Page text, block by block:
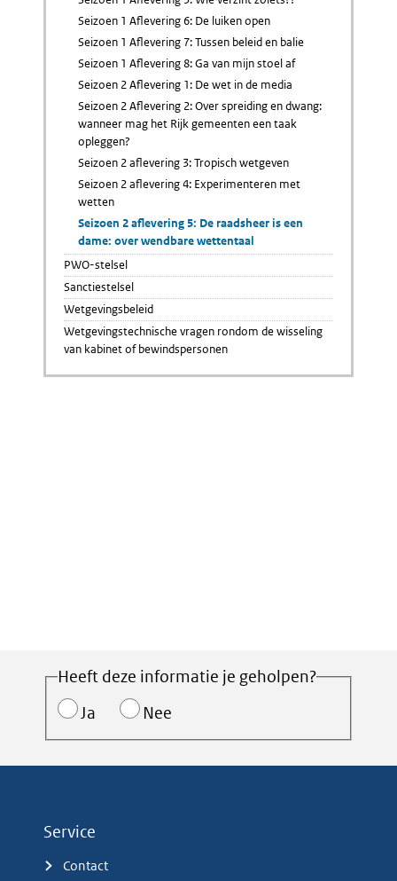
Seizoen 1 Aflevering 6: De luiken open
Seizoen 1 Aflevering 7: Tussen beleid en balie
Seizoen 1 Aflevering 8: Ga van mijn stoel af
Seizoen 2 Aflevering 1: De wet in de media
Seizoen 2 Aflevering 2: Over spreiding en dwang:
wanneer mag het Rijk gemeenten een taak
opleggen?
Seizoen 2 aflevering 3: Tropisch wetgeven
Seizoen 2 aflevering 4: Experimenteren met
wetten
Seizoen 2 aflevering 5: De raadsheer is een
dame: over wendbare wettentaal
PWO-stelsel
Sanctiestelsel
Wetgevingsbeleid
Wetgevingstechnische vragen rondom de wisseling
van kabinet of bewindspersonen
Heeft deze informatie je geholpen?
Ja
Nee
Service
Contact